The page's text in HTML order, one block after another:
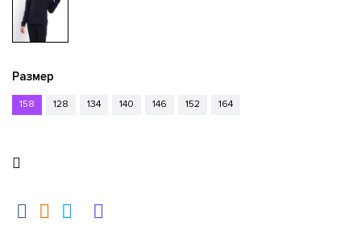
Размер
158 128 134 140 146 152 164